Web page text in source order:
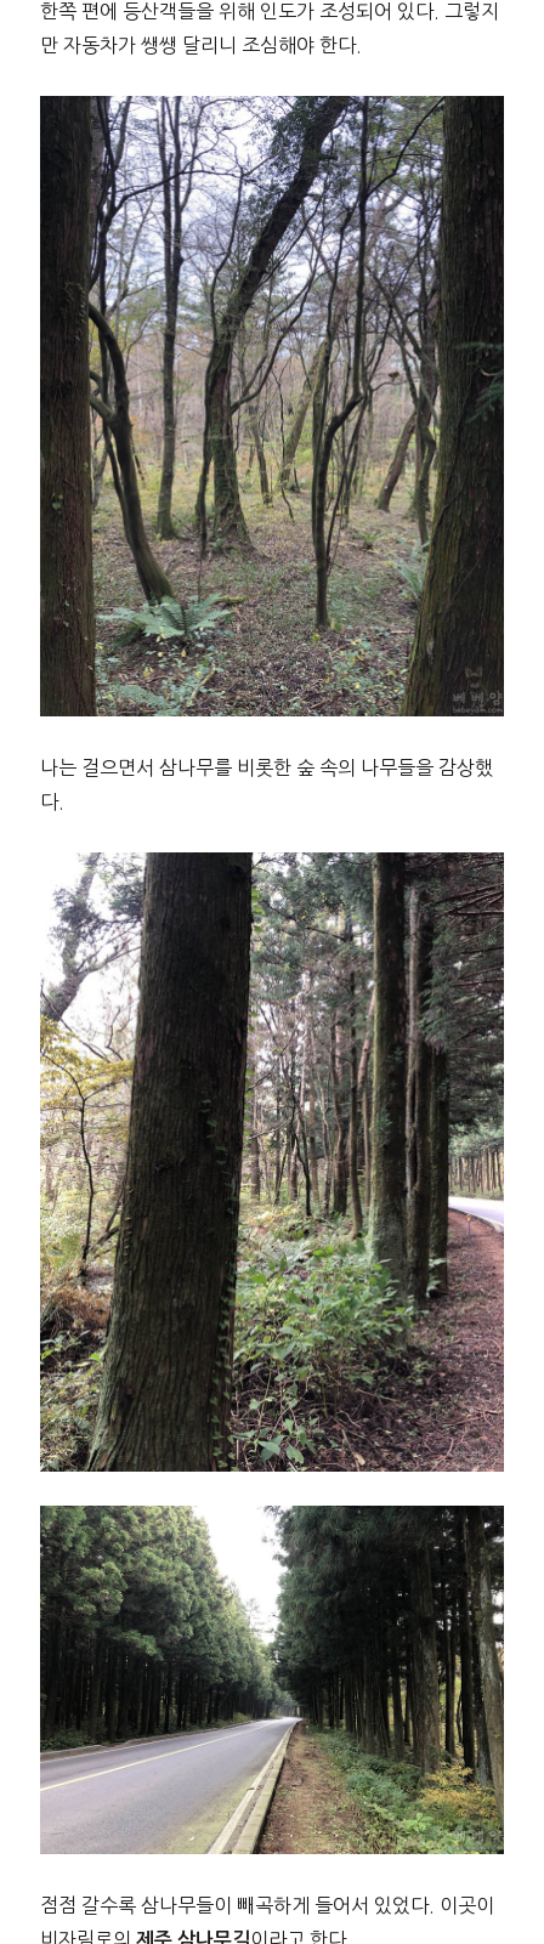
한쪽 편에 등산객들을 위해 인도가 조성되어 있다. 그렇지
만 자동차가 쌩쌩 달리니 조심해야 한다.
나는 걸으면서 삼나무를 비롯한 숲 속의 나무들을 감상했
다.
점점 갈수록 삼나무들이 빼곡하게 들어서 있었다. 이곳이
비자림로의 제주 삼나무길 이라고 한다.